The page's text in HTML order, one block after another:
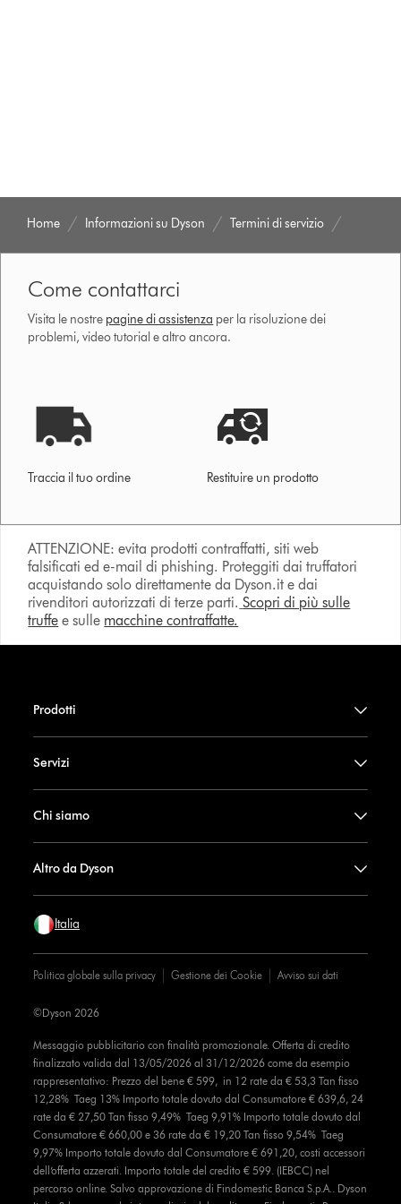
Home Informazioni su Dyson Termini di servizio
Come contattarci
Visita le nostre pagine di assistenza per la risoluzione dei
problemi, video tutorial e altro ancora.
Traccia il tuo ordine Restituire un prodotto
ATTENZIONE: evita prodotti contraffatti, siti web
falsificati ed e-mail di phishing. Proteggiti dai truffatori
acquistando solo direttamente da Dyson.it e dai
rivenditori autorizzati di terze parti. Scopri di più sulle
truffe e sulle macchine contraffatte.
Prodotti
Servizi
Chi siamo
Altro da Dyson
Italia
Politica globale sulla privacy Gestione dei Cookie Avviso sui dati
Messaggio pubblicitario con finalità promozionale. Offerta di credito
finalizzato valida dal 13/05/2026 al 31/12/2026 come da esempio
rappresentativo: Prezzo del bene € 599, in 12 rate da € 53,3 Tan fisso
12,28% Taeg 13% Importo totale dovuto dal Consumatore € 639,6, 24
rate da € 27,50 Tan fisso 9,49% Taeg 9,91% Importo totale dovuto dal
Consumatore € 660,00 e 36 rate da € 19,20 Tan fisso 9,54% Taeg
9,97% Importo totale dovuto dal Consumatore € 691,20, costi accessori
dell’offerta azzerati. Importo totale del credito € 599. (IEBCC) nel
percorso online. Salvo approvazione di Findomestic Banca S.p.A.. Dyson
©Dyson 2026